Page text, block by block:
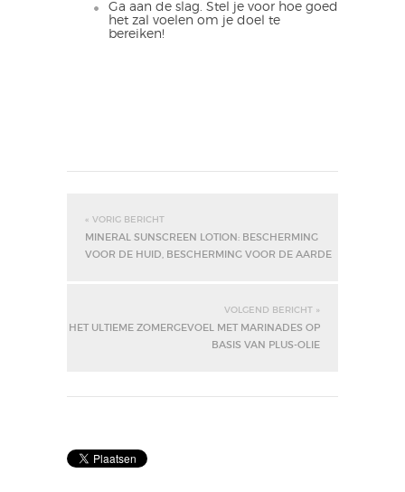
Ga aan de slag. Stel je voor hoe goed
het zal voelen om je doel te
bereiken!
« VORIG BERICHT
MINERAL SUNSCREEN LOTION: BESCHERMING
VOOR DE HUID, BESCHERMING VOOR DE AARDE
VOLGEND BERICHT »
HET ULTIEME ZOMERGEVOEL MET MARINADES OP
BASIS VAN PLUS-OLIE